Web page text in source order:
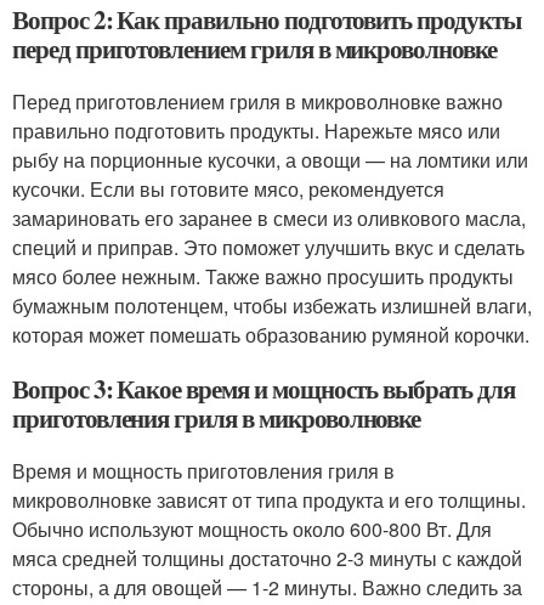
Вопрос 2: Как правильно подготовить продукты
перед приготовлением гриля в микроволновке
Перед приготовлением гриля в микроволновке важно
правильно подготовить продукты. Нарежьте мясо или
рыбу на порционные кусочки, а овощи — на ломтики или
кусочки. Если вы готовите мясо, рекомендуется
замариновать его заранее в смеси из оливкового масла,
специй и приправ. Это поможет улучшить вкус и сделать
мясо более нежным. Также важно просушить продукты
бумажным полотенцем, чтобы избежать излишней влаги,
которая может помешать образованию румяной корочки.
Вопрос 3: Какое время и мощность выбрать для
приготовления гриля в микроволновке
Время и мощность приготовления гриля в
микроволновке зависят от типа продукта и его толщины.
Обычно используют мощность около 600-800 Вт. Для
мяса средней толщины достаточно 2-3 минуты с каждой
стороны, а для овощей — 1-2 минуты. Важно следить за